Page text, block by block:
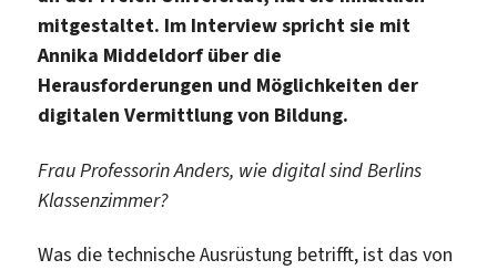
mitgestaltet. Im Interview spricht sie mit
Annika Middeldorf über die
Herausforderungen und Möglichkeiten der
digitalen Vermittlung von Bildung.
Frau Professorin Anders, wie digital sind Berlins
Klassenzimmer?
Was die technische Ausrüstung betrifft, ist das von